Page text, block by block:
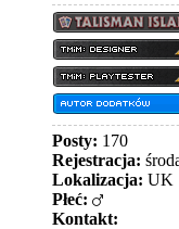
Posty: 170
Rejestracja:
Lokalizacja: UK
Płeć:
Kontakt: